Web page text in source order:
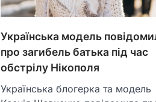
Українська модель
про загибель батька під час
обстрілу Нікополя
Українська блогерка та модель